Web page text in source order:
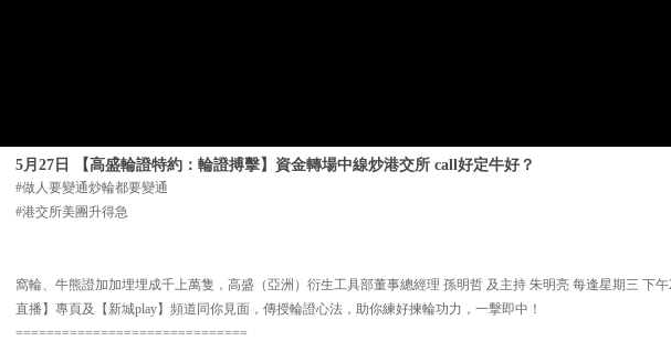
5月27日 【高盛輪證特約：輪證搏擊】資金轉場中線炒港交所 call好定牛好？
#做人要變通炒輪都要變通
#港交所美團升得急
窩輪、牛熊證加加埋埋成千上萬隻，高盛（亞洲）衍生工具部董事總經理 孫明哲 及主持 朱明亮 每逢星期三 下
直播】專頁及【新城play】頻道同你見面，傳授輪證心法，助你練好揀輪功力，一擊即中！
==============================